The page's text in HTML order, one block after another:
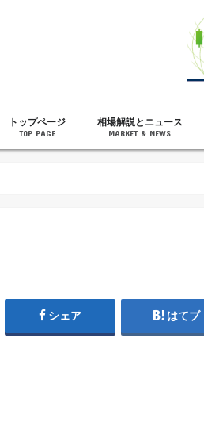
トップページ
TOP PAGE
相場解説とニュース
MARKET & NEWS
シェア はてブ